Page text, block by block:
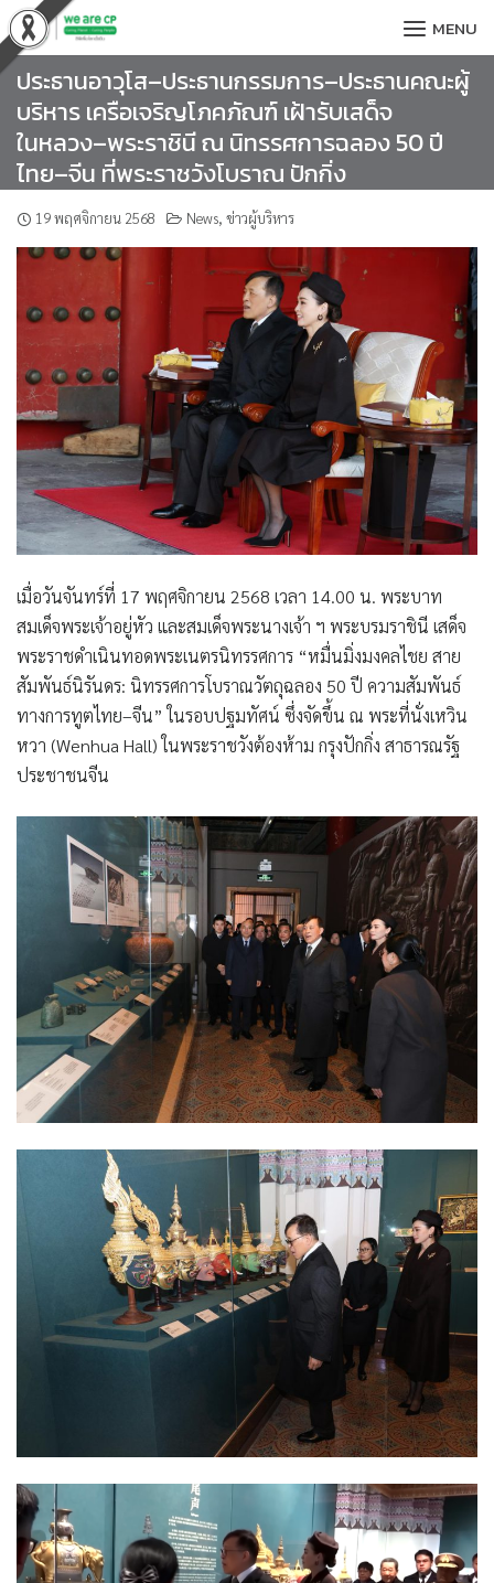
Skip
to
content
MENU
ประธานอาวุโส–ประธานกรรมการ–ประธานคณะผู้
บริหาร เครือเจริญโภคภัณฑ์ เฝ้ารับเสด็จ
ในหลวง–พระราชินี ณ นิทรรศการฉลอง 50 ปี
ไทย–จีน ที่พระราชวังโบราณ ปักกิ่ง
19 พฤศจิกายน 2568 News, ข่าวผู้บริหาร
เมื่อวันจันทร์ที่ 17 พฤศจิกายน 2568 เวลา 14.00 น. พระบาท
สมเด็จพระเจ้าอยู่หัว และสมเด็จพระนางเจ้า ฯ พระบรมราชินี เสด็จ
พระราชดำเนินทอดพระเนตรนิทรรศการ “หมื่นมิ่งมงคลไชย สาย
สัมพันธ์นิรันดร: นิทรรศการโบราณวัตถุฉลอง 50 ปี ความสัมพันธ์
ทางการทูตไทย–จีน” ในรอบปฐมทัศน์ ซึ่งจัดขึ้น ณ พระที่นั่งเหวิน
หวา (Wenhua Hall) ในพระราชวังต้องห้าม กรุงปักกิ่ง สาธารณรัฐ
ประชาชนจีน